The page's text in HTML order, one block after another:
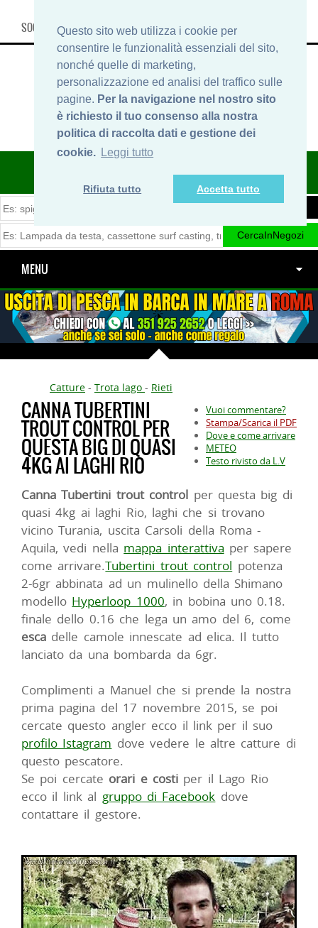
Questo sito web utilizza i cookie per
consentire le funzionalità essenziali del sito,
nonché quelle di marketing,
personalizzazione ed analisi del traffico sulle
pagine. Per la navigazione nel nostro sito
è richiesto il tuo consenso alla nostra
politica di raccolta dati e gestione dei
cookie. Leggi tutto
Rifiuta tutto Accetta tutto
SOCIAL, INFO & SHOP
ITINERARIDIPESCA.IT
MENU
Catture - Trota lago - Rieti
Vuoi commentare?
Stampa/Scarica il PDF
Dove e come arrivare
METEO
Testo rivisto da L.V
CANNA TUBERTINI
TROUT CONTROL PER
QUESTA BIG DI QUASI
4KG AI LAGHI RIO
Canna Tubertini trout control per questa big di
quasi 4kg ai laghi Rio, laghi che si trovano
vicino Turania, uscita Carsoli della Roma -
Aquila, vedi nella mappa interattiva per sapere
come arrivare.Tubertini trout control potenza
2-6gr abbinata ad un mulinello della Shimano
modello Hyperloop 1000, in bobina uno 0.18.
finale dello 0.16 che lega un amo del 6, come
esca delle camole innescate ad elica. Il tutto
lanciato da una bombarda da 6gr.
Complimenti a Manuel che si prende la nostra
prima pagina del 17 novembre 2015, se poi
cercate questo angler ecco il link per il suo
profilo Istagram dove vedere le altre catture di
questo pescatore.
Se poi cercate orari e costi per il Lago Rio
ecco il link al gruppo di Facebook dove
contattare il gestore.